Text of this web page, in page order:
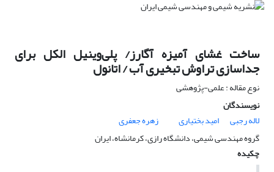
ساخت غشای آمیزه آگارز/ پلی‌وینیل الکل برای
جداسازی تراوش تبخیری آب / اتانول
نوع مقاله : علمی-پژوهشی
نویسندگان
لاله رجبی
امید بختیاری
زهره جعفری
گروه مهندسی شیمی، دانشگاه رازی، کرمانشاه، ایران
چکیده